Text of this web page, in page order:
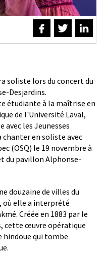
soliste lors du concert du
Desjardins.
étudiante à la maîtrise en
de l'Université Laval,
les Jeunesses
chanter en soliste avec
(OSQ) le 19 novembre à
du pavillon Alphonse-
douzaine de villes du
où elle a interprété
Créée en 1883 par le
cette œuvre opératique
qui tombe